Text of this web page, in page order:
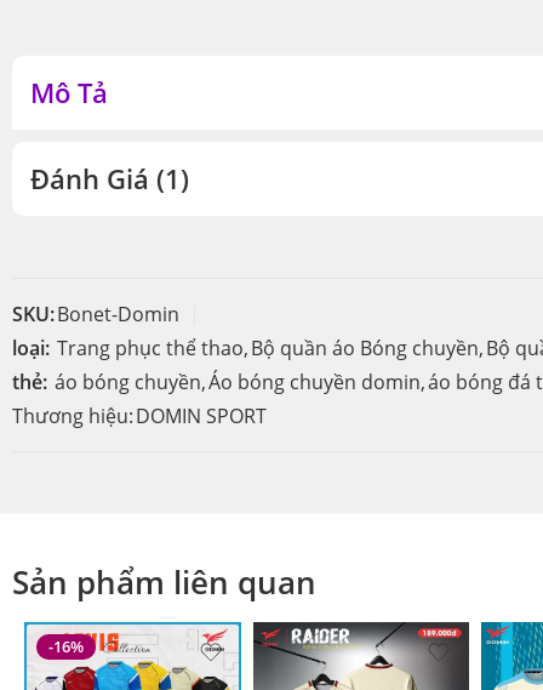
Mô Tả
Đánh Giá (1)
SKU:Bonet-Domin
loại: Trang phục thể thao,Bộ quần áo Bóng chuyền,Bộ
thẻ: áo bóng chuyền,Áo bóng chuyền domin,áo bóng đá
Thương hiệu:DOMIN SPORT
Sản phẩm liên quan
-16%